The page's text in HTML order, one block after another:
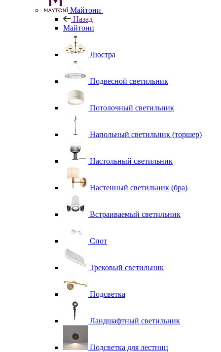
Майтони
Назад
Майтони
Люстра
Подвесной светильник
Потолочный светильник
Напольный светильник (торшер)
Настольный светильник
Настенный светильник (бра)
Встраиваемый светильник
Спот
Трековый светильник
Подсветка
Ландшафтный светильник
Подсветка для лестниц